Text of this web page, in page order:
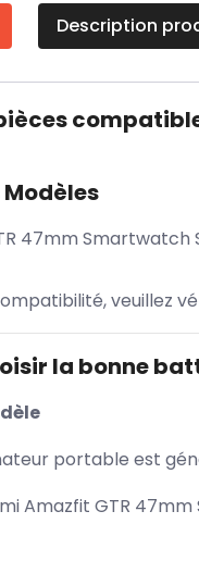
Description
47mm Smartwatch
veuillez
la bonne
portable est
Amazfit GTR 47mm